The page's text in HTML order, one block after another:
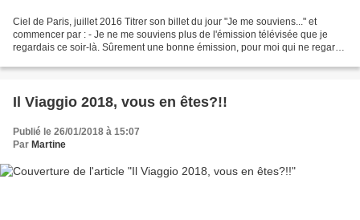
Ciel de Paris, juillet 2016 Titrer son billet du jour "Je me souviens..." et
commencer par : - Je ne me souviens plus de l'émission télévisée que je
regardais ce soir-là. Sûrement une bonne émission, pour moi qui ne regarde
Il Viaggio 2018, vous en êtes?!!
Publié le 26/01/2018 à 15:07
Par Martine